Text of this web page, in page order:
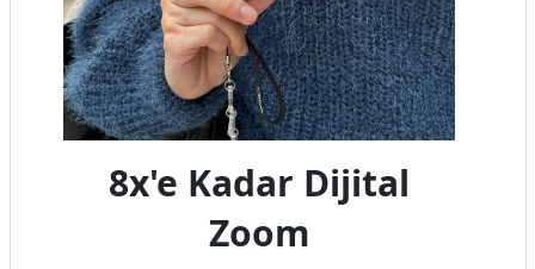
8x'e Kadar Dijital
Zoom